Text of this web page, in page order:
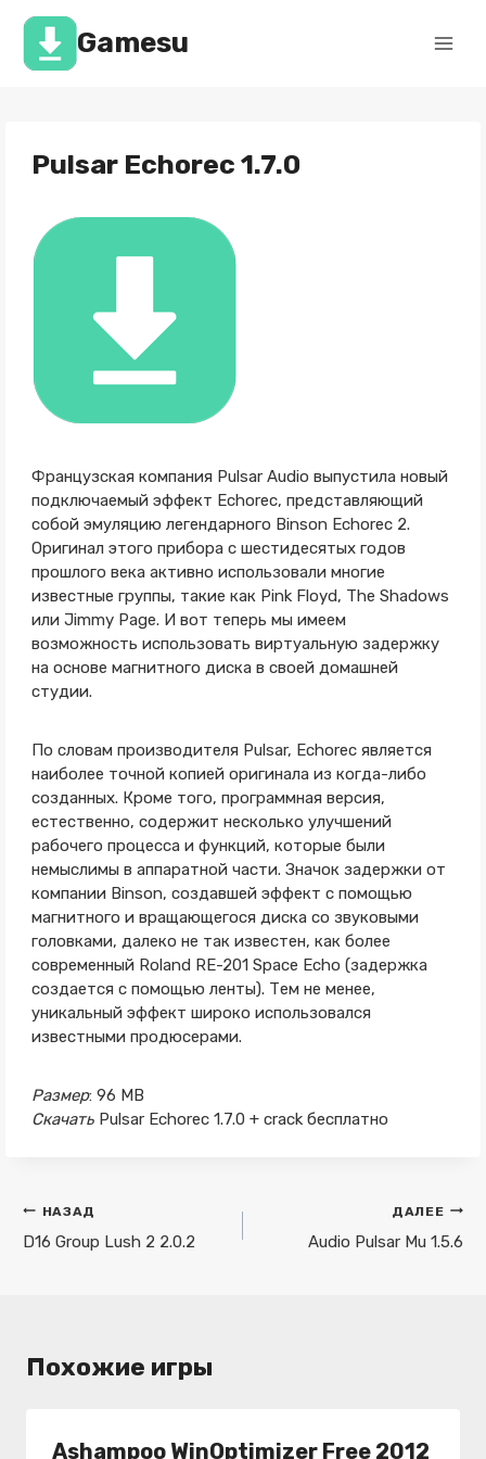
Перейти
содержимомуGamesu
Pulsar Echorec 1.7.0
Французская компания Pulsar Audio выпустила новый
подключаемый эффект Echorec, представляющий
собой эмуляцию легендарного Binson Echorec 2.
Оригинал этого прибора с шестидесятых годов
прошлого века активно использовали многие
известные группы, такие как Pink Floyd, The Shadows
или Jimmy Page. И вот теперь мы имеем
возможность использовать виртуальную задержку
на основе магнитного диска в своей домашней
студии.
По словам производителя Pulsar, Echorec является
наиболее точной копией оригинала из когда-либо
созданных. Кроме того, программная версия,
естественно, содержит несколько улучшений
рабочего процесса и функций, которые были
немыслимы в аппаратной части. Значок задержки от
компании Binson, создавшей эффект с помощью
магнитного и вращающегося диска со звуковыми
головками, далеко не так известен, как более
современный Roland RE-201 Space Echo (задержка
создается с помощью ленты). Тем не менее,
уникальный эффект широко использовался
известными продюсерами.
Размер: 96 MB
Скачать Pulsar Echorec 1.7.0 + crack бесплатно
Навигация
по
НАЗАД
D16 Group Lush 2 2.0.2
ДАЛЕЕ
Audio Pulsar Mu 1.5.6
Похожие игры
Ashampoo WinOptimizer Free 2012